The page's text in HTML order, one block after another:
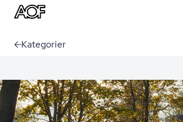
Kategorier